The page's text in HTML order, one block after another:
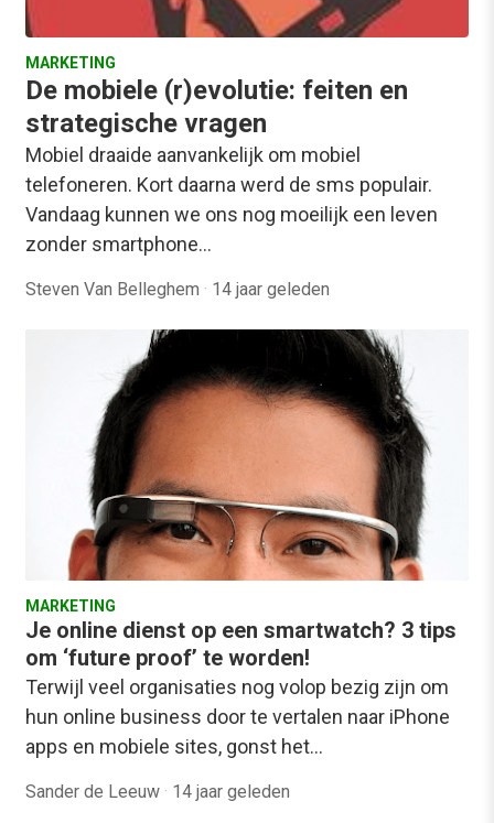
MARKETING
De mobiele (r)evolutie: feiten en
strategische vragen
Mobiel draaide aanvankelijk om mobiel
telefoneren. Kort daarna werd de sms populair.
Vandaag kunnen we ons nog moeilijk een leven
zonder smartphone…
Steven Van Belleghem · 14 jaar geleden
MARKETING
Je online dienst op een smartwatch? 3 tips
om ‘future proof’ te worden!
Terwijl veel organisaties nog volop bezig zijn om
hun online business door te vertalen naar iPhone
apps en mobiele sites, gonst het…
Sander de Leeuw · 14 jaar geleden